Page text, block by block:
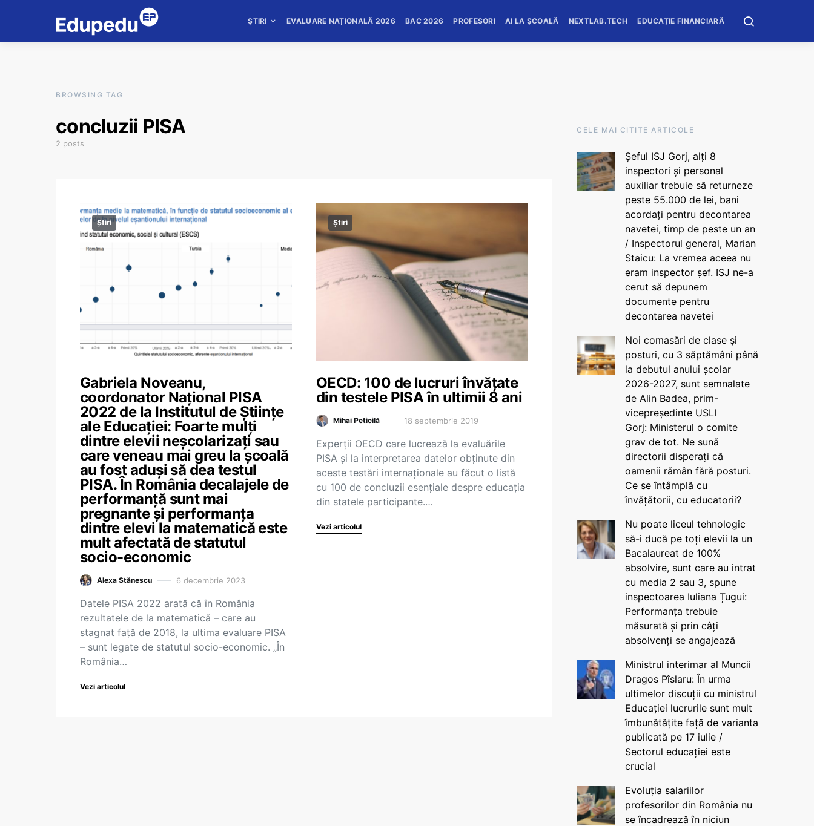
ȘTIRI EVALUARE NAȚIONALĂ 2026 BAC 2026 PROFESORI AI LA ȘCOALĂ NEXTLAB.TECH EDUCAȚIE FINANCIARĂ
BROWSING TAG
concluzii PISA
2 posts
Știri
Gabriela Noveanu,
coordonator Național PISA
2022 de la Institutul de Științe
ale Educației: Foarte mulți
dintre elevii neșcolarizați sau
care veneau mai greu la școală
au fost aduși să dea testul
PISA. În România decalajele de
performanță sunt mai
pregnante și performanța
dintre elevi la matematică este
mult afectată de statutul
socio-economic
Alexa Stănescu 6 decembrie 2023
Datele PISA 2022 arată că în România
rezultatele de la matematică – care au
stagnat față de 2018, la ultima evaluare PISA
– sunt legate de statutul socio-economic. „În
România…
Vezi articolul
Știri
OECD: 100 de lucruri învățate
din testele PISA în ultimii 8 ani
Mihai Peticilă 18 septembrie 2019
Experții OECD care lucrează la evaluările
PISA și la interpretarea datelor obținute din
aceste testări internaționale au făcut o listă
cu 100 de concluzii esențiale despre educația
din statele participante.…
Vezi articolul
CELE MAI CITITE ARTICOLE
Șeful ISJ Gorj, alți 8
inspectori și personal
auxiliar trebuie să returneze
peste 55.000 de lei, bani
acordați pentru decontarea
navetei, timp de peste un an
/ Inspectorul general, Marian
Staicu: La vremea aceea nu
eram inspector șef. ISJ ne-a
cerut să depunem
documente pentru
decontarea navetei
Noi comasări de clase și
posturi, cu 3 săptămâni până
la debutul anului școlar
2026-2027, sunt semnalate
de Alin Badea, prim-
vicepreședinte USLI
Gorj: Ministerul o comite
grav de tot. Ne sună
directorii disperați că
oamenii rămân fără posturi.
Ce se întâmplă cu
învățătorii, cu educatorii?
Nu poate liceul tehnologic
să-i ducă pe toți elevii la un
Bacalaureat de 100%
absolvire, sunt care au intrat
cu media 2 sau 3, spune
inspectoarea Iuliana Țugui:
Performanța trebuie
măsurată și prin câți
absolvenți se angajează
Ministrul interimar al Muncii
Dragos Pîslaru: În urma
ultimelor discuții cu ministrul
Educației lucrurile sunt mult
îmbunătățite față de varianta
publicată pe 17 iulie /
Sectorul educației este
crucial
Evoluția salariilor
profesorilor din România nu
se încadrează în niciun